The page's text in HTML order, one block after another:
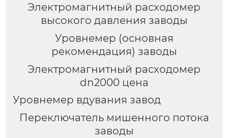
Электромагнитный расходомер
высокого давления заводы
Уровнемер (основная
рекомендация) заводы
Электромагнитный расходомер
dn2000 цена
Уровнемер вдувания завод
Переключатель мишенного потока
заводы